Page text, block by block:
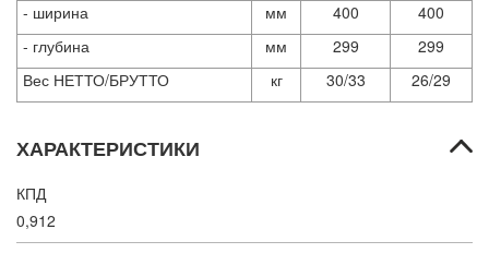
- ширина
мм 400
400
- глубина
мм 299
299
Вес НЕТТО/БРУТТО
кг 30/33 26/29
ХАРАКТЕРИСТИКИ
КПД
0,912